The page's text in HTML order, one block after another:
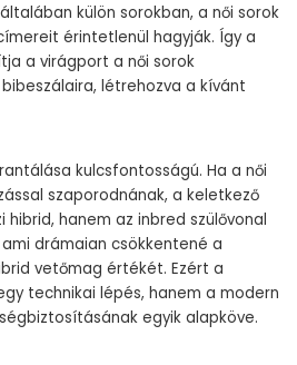
külön sorokban, a női sorok
érintetlenül hagyják. Így a
a virágport a női sorok
létrehozva a kívánt
kulcsfontosságú. Ha a női
szaporodnának, a keletkező
hanem az inbred szülővonal
drámaian csökkentené a
vetőmag értékét. Ezért a
technikai lépés, hanem a modern
egyik alapköve.